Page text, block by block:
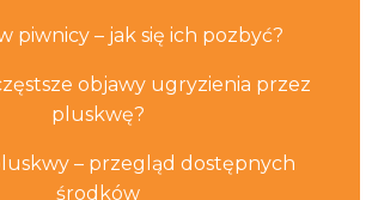
piwnicy – jak się ich pozbyć?
objawy ugryzienia przez
pluskwę?
– przegląd dostępnych
środków